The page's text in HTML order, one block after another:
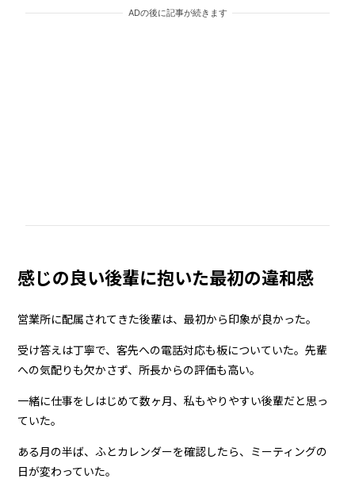
ADの後に記事が続きます
感じの良い後輩に抱いた最初の違和感
営業所に配属されてきた後輩は、最初から印象が良かった。
受け答えは丁寧で、客先への電話対応も板についていた。先輩
への気配りも欠かさず、所長からの評価も高い。
一緒に仕事をしはじめて数ヶ月、私もやりやすい後輩だと思っ
ていた。
ある月の半ば、ふとカレンダーを確認したら、ミーティングの
日が変わっていた。